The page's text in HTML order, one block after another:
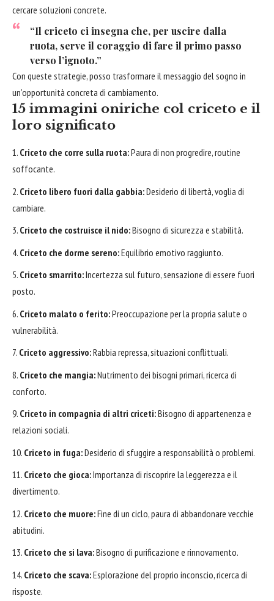
cercare soluzioni concrete.
“Il criceto ci insegna che, per uscire dalla
ruota, serve il coraggio di fare il primo passo
verso l’ignoto.”
Con queste strategie, posso trasformare il messaggio del sogno in
un’opportunità concreta di cambiamento.
15 immagini oniriche col criceto e il
loro significato
Criceto che corre sulla ruota:Paura di non progredire, routine
soffocante.
Criceto libero fuori dalla gabbia:Desiderio di libertà, voglia di
cambiare.
Criceto che costruisce il nido:Bisogno di sicurezza e stabilità.
Criceto che dorme sereno:Equilibrio emotivo raggiunto.
Criceto smarrito:Incertezza sul futuro, sensazione di essere fuori
posto.
Criceto malato o ferito:Preoccupazione per la propria salute o
vulnerabilità.
Criceto aggressivo:Rabbia repressa, situazioni conflittuali.
Criceto che mangia:Nutrimento dei bisogni primari, ricerca di
conforto.
Criceto in compagnia di altri criceti:Bisogno di appartenenza e
relazioni sociali.
Criceto in fuga:Desiderio di sfuggire a responsabilità o problemi.
Criceto che gioca:Importanza di riscoprire la leggerezza e il
divertimento.
Criceto che muore:Fine di un ciclo, paura di abbandonare vecchie
abitudini.
Criceto che si lava:Bisogno di purificazione e rinnovamento.
Criceto che scava:Esplorazione del proprio inconscio, ricerca di
risposte.